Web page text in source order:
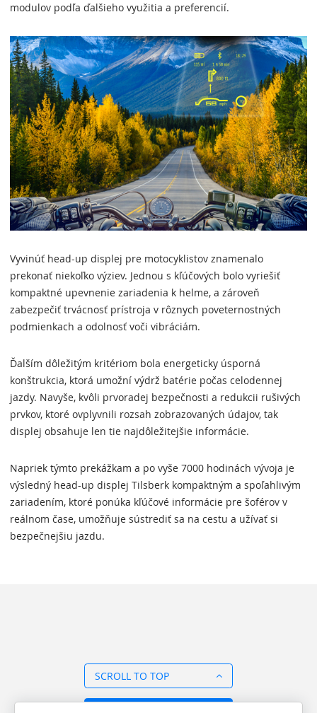
modulov podľa ďalšieho využitia a preferencií.
Vyvinúť head-up displej pre motocyklistov znamenalo
prekonať niekoľko výziev. Jednou s kľúčových bolo vyriešiť
kompaktné upevnenie zariadenia k helme, a zároveň
zabezpečiť trvácnosť prístroja v rôznych poveternostných
podmienkach a odolnosť voči vibráciám.
Ďalším dôležitým kritériom bola energeticky úsporná
konštrukcia, ktorá umožní výdrž batérie počas celodennej
jazdy. Navyše, kvôli prvoradej bezpečnosti a redukcii rušivých
prvkov, ktoré ovplyvnili rozsah zobrazovaných údajov, tak
displej obsahuje len tie najdôležitejšie informácie.
Napriek týmto prekážkam a po vyše 7000 hodinách vývoja je
výsledný head-up displej Tilsberk kompaktným a spoľahlivým
zariadením, ktoré ponúka kľúčové informácie pre šoférov v
reálnom čase, umožňuje sústrediť sa na cestu a užívať si
bezpečnejšiu jazdu.
SCROLL TO TOP